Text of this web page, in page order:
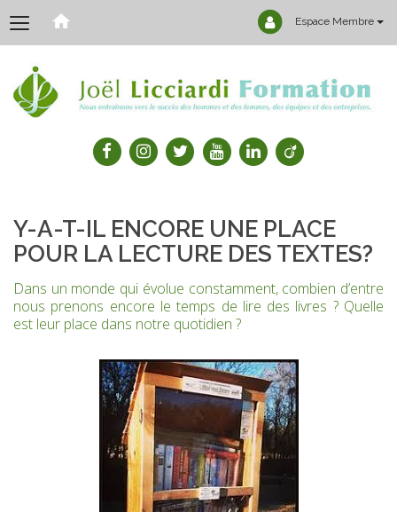
Espace Membre
Y-A-T-IL ENCORE UNE PLACE
POUR LA LECTURE DES TEXTES?
Dans un monde qui évolue constamment, combien d’entre
nous prenons encore le temps de lire des livres ? Quelle
est leur place dans notre quotidien ?